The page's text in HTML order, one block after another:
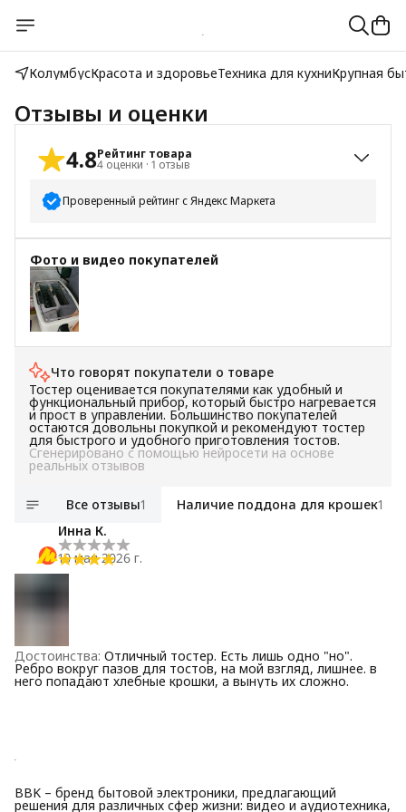
КолумбусКрасота и здоровьеТехника для кухниКрупная
Отзывы и оценки
4.8Рейтинг товара
4 оценки · 1 отзыв
Проверенный рейтинг с Яндекс Маркета
5 звёзд
3
4 звезды
3 звезды
2 звезды
1 звезда
Фото и видео покупателей
Что говорят покупатели о товаре
Тостер оценивается покупателями как удобный и
функциональный прибор, который быстро нагревается
и прост в управлении. Большинство покупателей
остаются довольны покупкой и рекомендуют тостер
для быстрого и удобного приготовления тостов.
Сгенерировано с помощью нейросети на основе
реальных отзывов
Все отзывы1 Наличие поддона для крошек1
Инна К.
10 мая 2026 г.
Достоинства: Отличный тостер. Есть лишь одно "но".
Ребро вокруг пазов для тостов, на мой взгляд, лишнее. в
него попадают хлебные крошки, а вынуть их сложно.
BBK – бренд бытовой электроники, предлагающий
решения для различных сфер жизни: видео и аудиотехника,